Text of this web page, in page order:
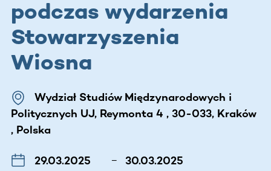
podczas wydarzenia
Stowarzyszenia
Wiosna
Wydział Studiów Międzynarodowych i
Politycznych UJ, Reymonta 4 , 30-033, Kraków
, Polska
29.03.2025 – 30.03.2025